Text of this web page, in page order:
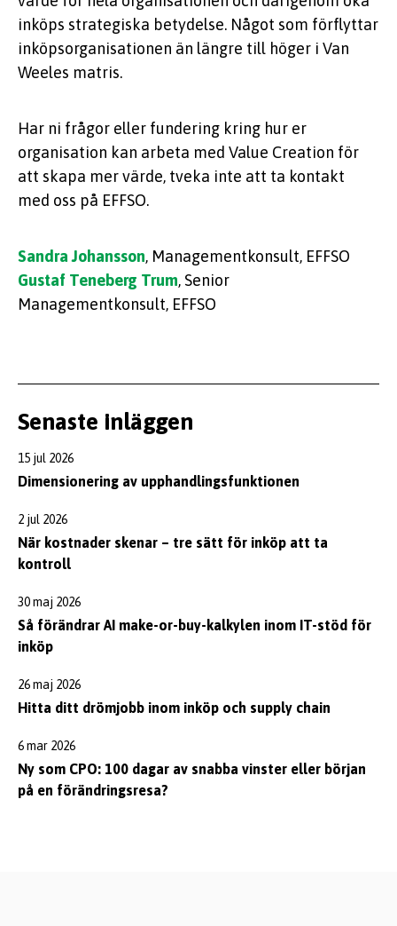
inköps strategiska betydelse. Något som förflyttar
inköpsorganisationen än längre till höger i Van
Weeles matris.
Har ni frågor eller fundering kring hur er
organisation kan arbeta med Value Creation för
att skapa mer värde, tveka inte att ta kontakt
med oss på EFFSO.
Sandra Johansson, Managementkonsult, EFFSO
Gustaf Teneberg Trum, Senior
Managementkonsult, EFFSO
Senaste inläggen
15 jul 2026
Dimensionering av upphandlingsfunktionen
2 jul 2026
När kostnader skenar – tre sätt för inköp att ta
kontroll
30 maj 2026
Så förändrar AI make-or-buy-kalkylen inom IT-stöd för
inköp
26 maj 2026
Hitta ditt drömjobb inom inköp och supply chain
6 mar 2026
Ny som CPO: 100 dagar av snabba vinster eller början
på en förändringsresa?